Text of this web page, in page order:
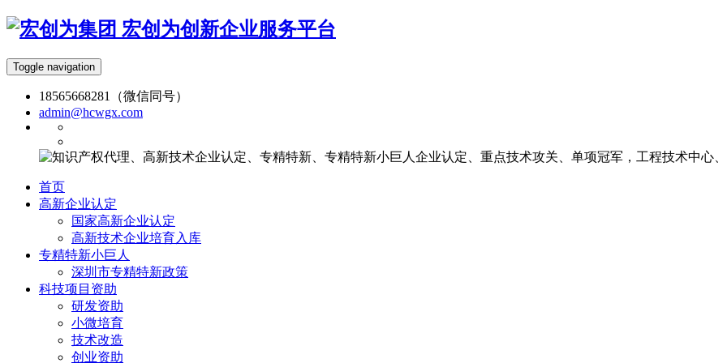
宏创为创新企业服务平台
Toggle navigation
18565668281（微信同号）
admin@hcwgx.com
首页
高新企业认定
国家高新企业认定
高新技术企业培育入库
专精特新小巨人
深圳市专精特新政策
科技项目资助
研发资助
小微培育
技术改造
创业资助